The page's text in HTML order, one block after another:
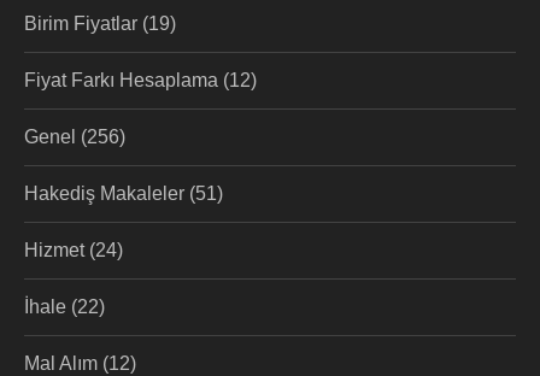
Birim Fiyatlar (19)
Fiyat Farkı Hesaplama (12)
Genel (256)
Hakediş Makaleler (51)
Hizmet(24)
İhale (22)
Mal Alım (12)